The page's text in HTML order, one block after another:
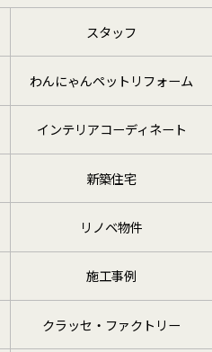
スタッフ
わんにゃんペットリフォーム
インテリアコーディネート
新築住宅
リノベ物件
施工事例
クラッセ・ファクトリー